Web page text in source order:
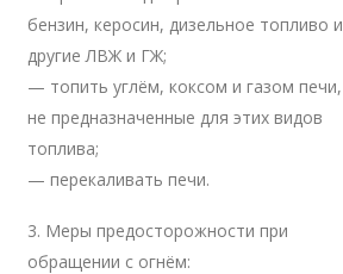
бензин, керосин, дизельное топливо и
другие ЛВЖ и ГЖ;
— топить углём, коксом и газом печи,
не предназначенные для этих видов
топлива;
— перекаливать печи.
3. Меры предосторожности при
обращении с огнём: